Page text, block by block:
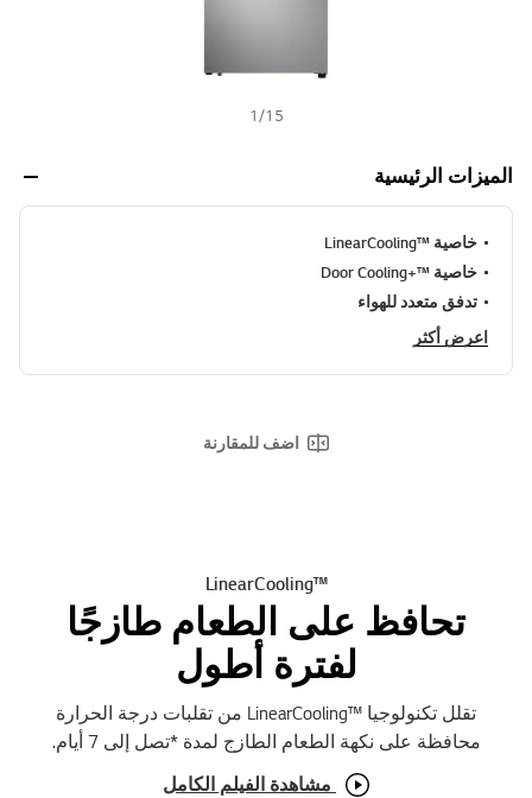
1 /15
الميزات الرئيسية
خاصية ™LinearCooling
خاصية ™+Door Cooling
تدفق متعدد للهواء
اعرض أكثر
اضف للمقارنة
™LinearCooling
تحافظ على الطعام طازجًا
لفترة أطول
تقلل تكنولوجيا ™LinearCooling‎ من تقلبات درجة الحرارة
محافظة على نكهة الطعام الطازج لمدة *تصل إلى 7 أيام.
مشاهدة الفيلم الكامل